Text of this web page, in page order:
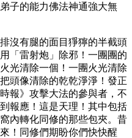
子的能力佛法神通強大無
沒有腿的面目猙獰的半截頭
「雷射炮」除邪！一團團的
光清除一個！一團火光清除
頭像清除的乾乾淨淨！發正
報》攻擊大法的參與者，不
報應！這是天理！其中包括
內轉化同修的那些包夾。昔
！同修們期盼你們快快醒